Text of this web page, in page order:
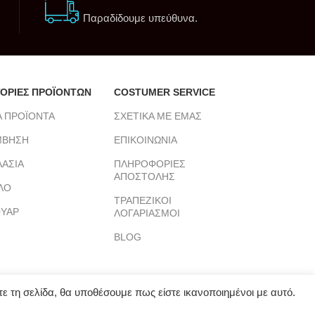
Παραδίδουμε υπεύθυνα.
ΠΡΟΪΟΝΤΩΝ
ΠΡΟΪΟΝΤΑ
COSTUMER SERVICE
ΣΧΕΤΙΚΑ ΜΕ ΕΜΑΣ
ΕΠΙΚΟΙΝΩΝΙΑ
ΠΛΗΡΟΦΟΡΙΕΣ
ΑΠΟΣΤΟΛΗΣ
ΤΡΑΠΕΖΙΚΟΙ
ΛΟΓΑΡΙΑΣΜΟΙ
BLOG
σελίδα, θα υποθέσουμε πως είστε ικανοποιημένοι με αυτό.